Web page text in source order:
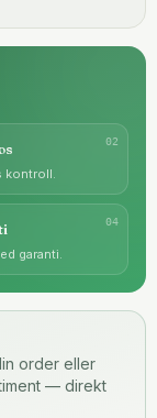
02
kontroll.
04
garanti.
order eller
— direkt